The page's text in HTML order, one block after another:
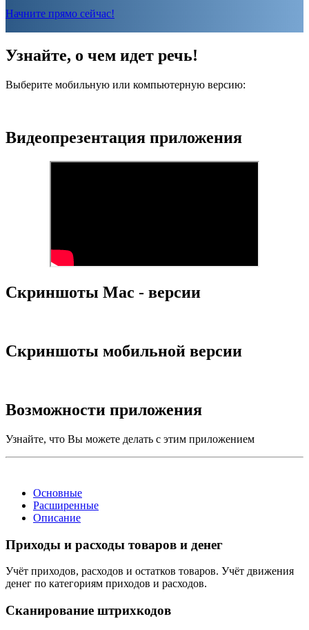
Начните прямо сейчас!
Узнайте, о чем идет речь!
Выберите мобильную или компьютерную версию:
Видеопрезентация приложения
Скриншоты Mac - версии
Скриншоты мобильной версии
Возможности приложения
Узнайте, что Вы можете делать с этим приложением
Основные
Расширенные
Описание
Приходы и расходы товаров и денег
Учёт приходов, расходов и остатков товаров. Учёт движения
денег по категориям приходов и расходов.
Сканирование штрихкодов